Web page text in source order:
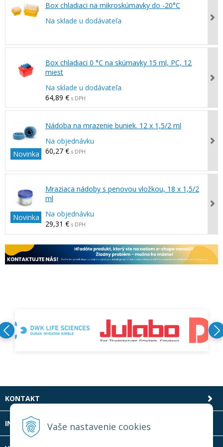
Vaše nastavenie cookies
Box chladiaci na mikroskúmavky do -20°C
Na sklade u dodávateľa
Box chladiaci 0 °C na skúmavky 15 ml, PC, 12
miest
Na sklade u dodávateľa
64,89 € s DPH
Novinka
Nádoba na mrazenie buniek. 12 x 1,5/2 ml
Na objednávku
60,27 € s DPH
Novinka
Mraziaca nádoby s penovou vložkou, 18 x 1,5/2
ml
Na objednávku
29,31 € s DPH
KONTAKT
INFOLINKA